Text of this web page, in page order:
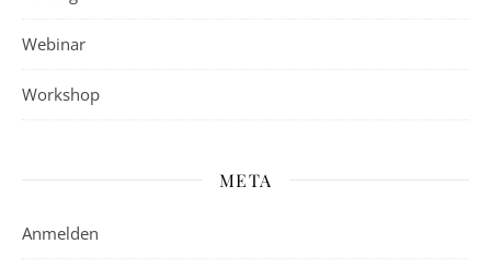
Webinar
Workshop
META
Anmelden